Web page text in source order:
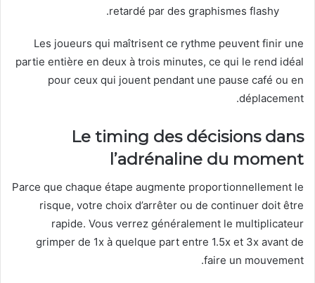
retardé par des graphismes flashy.
Les joueurs qui maîtrisent ce rythme peuvent finir une
partie entière en deux à trois minutes, ce qui le rend idéal
pour ceux qui jouent pendant une pause café ou en
déplacement.
Le timing des décisions dans
l’adrénaline du moment
Parce que chaque étape augmente proportionnellement le
risque, votre choix d’arrêter ou de continuer doit être
rapide. Vous verrez généralement le multiplicateur
grimper de 1x à quelque part entre 1.5x et 3x avant de
faire un mouvement.